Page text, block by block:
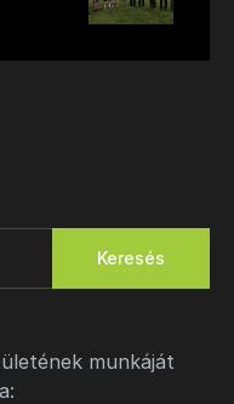
Keresés
munkáját